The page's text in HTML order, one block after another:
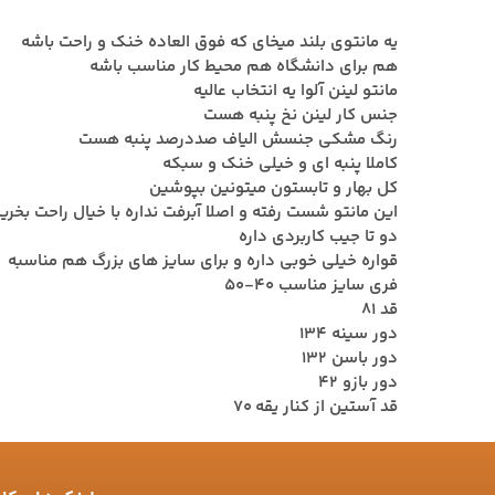
یه مانتوی بلند میخای که فوق العاده خنک و راحت باشه
هم برای دانشگاه هم محیط کار مناسب باشه
مانتو لینن آلوا یه انتخاب عالیه
جنس کار لینن نخ پنبه هست
رنگ مشکی جنسش الیاف صددرصد پنبه هست
کاملا پنبه ای و خیلی خنک و سبکه
کل بهار و تابستون میتونین بپوشین
این مانتو شست رفته و اصلا آبرفت نداره با خیال راحت
دو تا جیب کاربردی داره
قواره خیلی خوبی داره و برای سایز های بزرگ هم مناسبه
فری سایز مناسب 40-50
قد 81
دور سینه 134
دور باسن 132
دور بازو 42
قد آستین از کنار یقه 70